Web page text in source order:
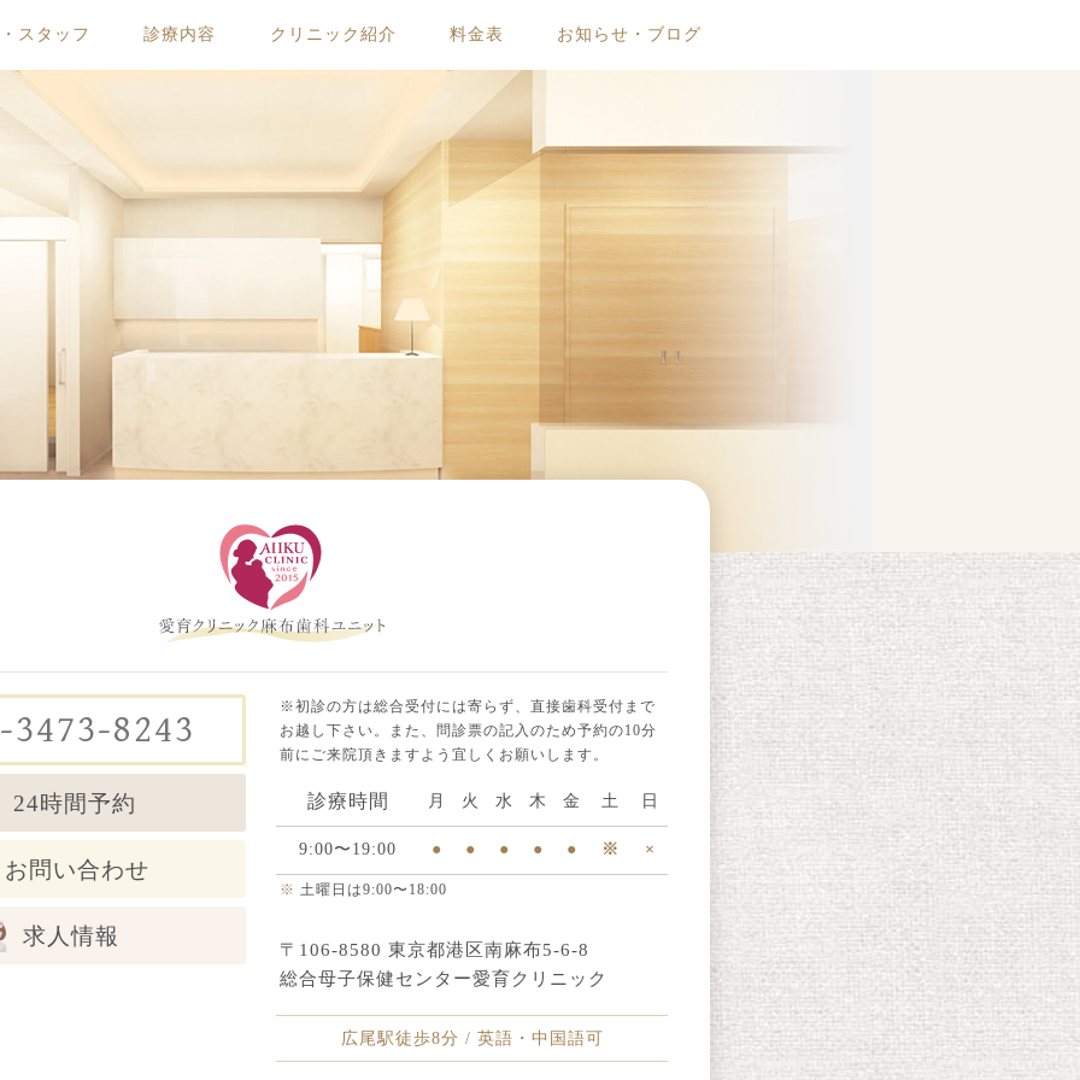
スタッフ 診療内容 クリニック紹介 料金表 お知らせ・ブログ
3473-8243
24時間予約
お問い合わせ
求人情報
※初診の方は総合受付には寄らず、直接歯科受付まで
お越し下さい。また、問診票の記入のため予約の10分
前にご来院頂きますよう宜しくお願いします。
診療時間 月 火 水 木 金 土 日
9:00〜19:00 ● ● ● ● ● ※ ×
※ 土曜日は9:00〜18:00
〒106-8580 東京都港区南麻布5-6-8
総合母子保健センター愛育クリニック
広尾駅徒歩8分 / 英語・中国語可